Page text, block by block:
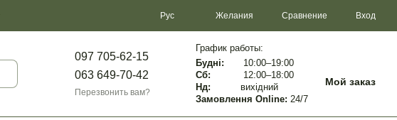
Рус Желания Сравнение Вход
097 705-62-15
063 649-70-42
Перезвонить вам?
График работы:
Будні:
10:00–19:00
Сб:
12:00–18:00
Нд:
вихідний
Замовлення Online: 24/7
Мой заказ